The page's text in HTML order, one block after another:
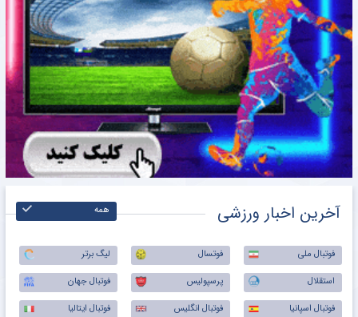
آخرین اخبار ورزشی همه
فوتبال ملی فوتسال
لیگ برتر
استقلال
پرسپولیس
فوتبال جهان
فوتبال اسپانیا
فوتبال انگلیس
فوتبال ایتالیا